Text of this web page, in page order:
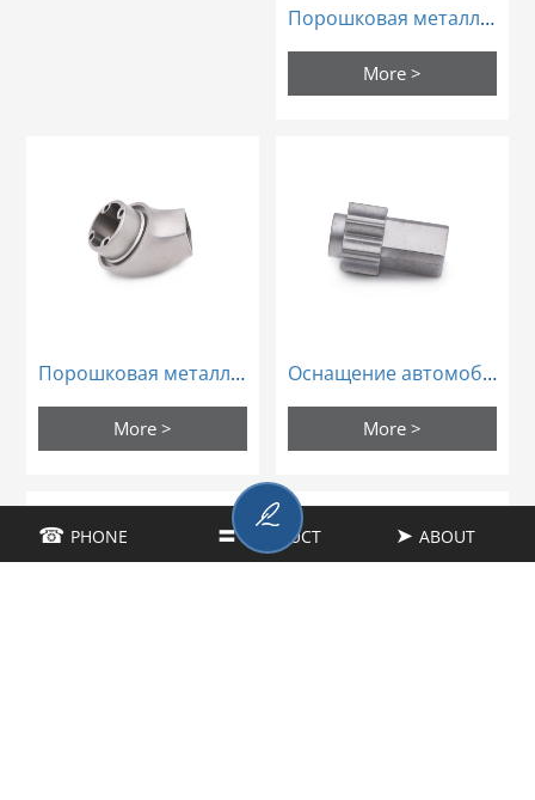
Порошковая металлургия
More >
Порошковая металлургия
More >
Оснащение автомобильных сидений металлическим порошком
More >
☎ PHONE 〓 PRODUCT ➤ ABOUT